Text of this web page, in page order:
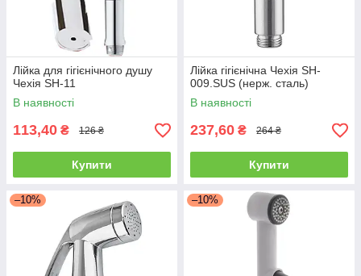
Лійка для гігієнічного душу
Чехія SH-11
В наявності
113,40 ₴ 126 ₴
Купити
Лійка гігієнічна Чехія SH-
009.SUS (нерж. сталь)
В наявності
237,60 ₴ 264 ₴
Купити
–10% –10%